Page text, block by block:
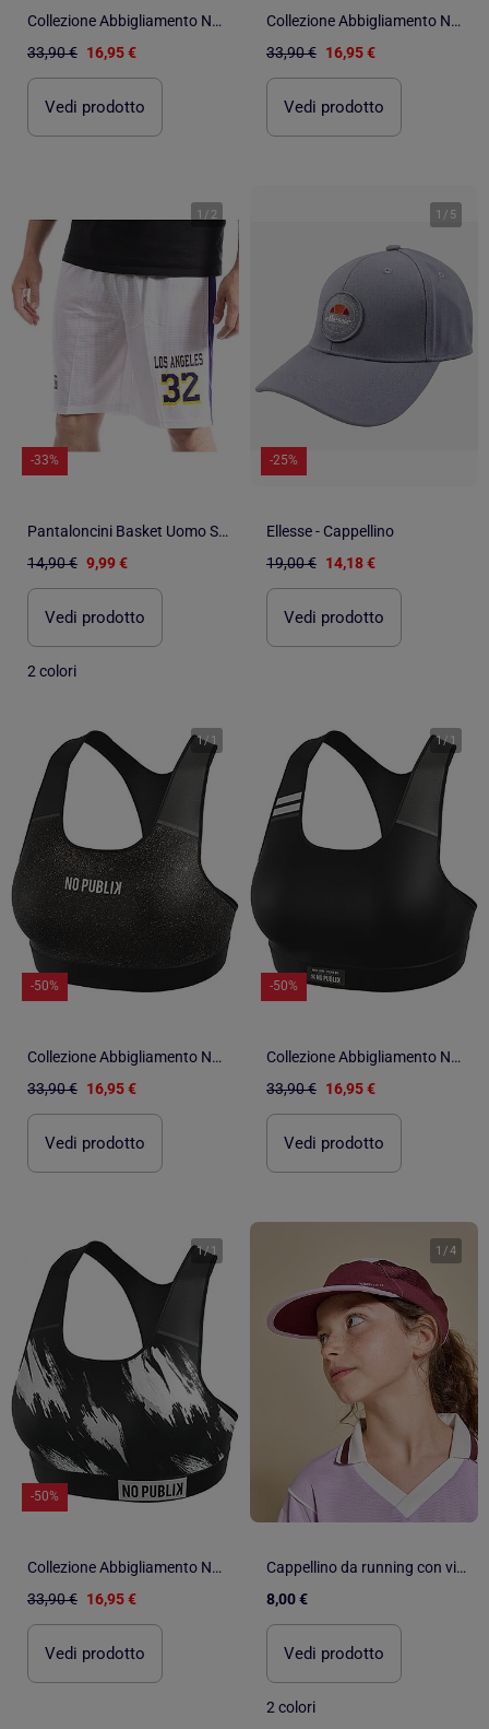
Collezione Abbigliamento No Publik Fitness Sport, Relax e Stile per Donna
33,90 € 16,95 €
Vedi prodotto
Collezione Abbigliamento No Publik Fitness Sport, Relax e Stile per Donna
33,90 € 16,95 €
Vedi prodotto
1 / 2
-33%
Pantaloncini Basket Uomo Sport Zone
14,90 € 9,99 €
Vedi prodotto
2 colori
1 / 5
-25%
Ellesse - Cappellino
19,00 € 14,18 €
Vedi prodotto
1/1
-50%
Collezione Abbigliamento No Publik Fitness Sport, Relax e Stile per Donna
33,90 € 16,95 €
Vedi prodotto
1/1
-50%
Collezione Abbigliamento No Publik Fitness Sport, Relax e Stile per Donna
33,90 € 16,95 €
Vedi prodotto
1/1
-50%
Collezione Abbigliamento No Publik Fitness Sport, Relax e Stile per Donna
33,90 € 16,95 €
Vedi prodotto
1 /4
Cappellino da running con visiera morbida - (ekstract)
8,00 €
Vedi prodotto
2 colori